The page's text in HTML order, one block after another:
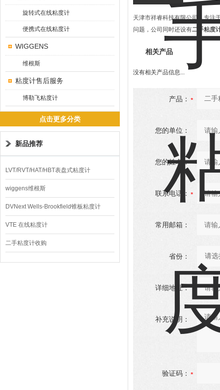
旋转式在线粘度计
便携式在线粘度计
WIGGENS
维根斯
粘度计售后服务
博勒飞粘度计
点击更多分类
新品推荐
LVT/RVT/HAT/HBT表盘式粘度计
wiggens维根斯
DVNext Wells-Brookfield锥板粘度计
VTE 在线粘度计
二手粘度计收购
天津市祥睿科技有限公司，专注
问题，公司同时还设有二手粘度
相关产品
没有相关产品信息...
产品：
您的单位：
您的姓名：
联系电话：
常用邮箱：
省份：
详细地址：
补充说明：
验证码：